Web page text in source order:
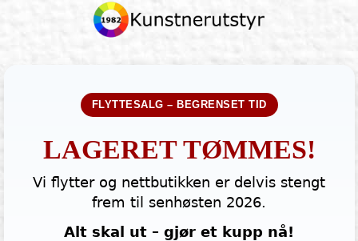
FLYTTESALG – BEGRENSET TID
LAGERET TØMMES!
Vi flytter og nettbutikken er delvis stengt
frem til senhøsten 2026.
Alt skal ut – gjør et kupp nå!